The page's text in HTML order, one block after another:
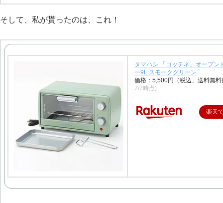
そして、私が貰ったのは、これ！
タマハシ 「コッチネ」オーブン
ー9L スモークグリーン
価格：5,500円（税込、送料無
7/7時点)
楽天